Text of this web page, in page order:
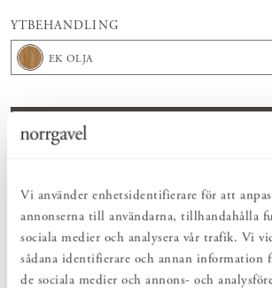
Vi använder enhetsidentifierare för att
annonserna till användarna, tillhandahålla
sociala medier och analysera vår trafik. Vi
sådana identifierare och annan
de sociala medier och annons- och
YTBEHANDLING
EK OLJA
Hos oss hittar du ett kurerat sortiment av inredning
både enkelt och vackert.
NATURLIGT & LÅNGSIKTIGT
Bruksföremål och inredningsdetaljer som